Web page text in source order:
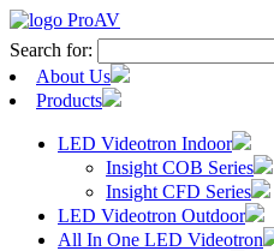
Search for:
About Us
Products
LED Videotron Indoor
Insight COB Series
Insight CFD Series
LED Videotron Outdoor
All In One LED Videotron